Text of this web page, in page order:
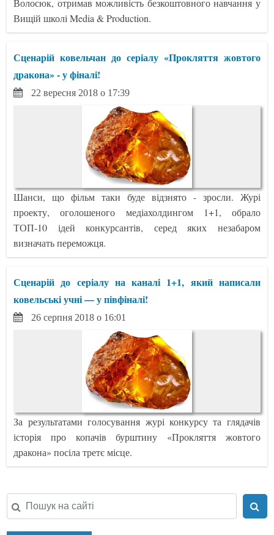
Волосюк, отримав можливість безкоштовного навчання у
Вищій школі Media & Production.
Сценарій ковельчан до серіалу «Прокляття жовтого
дракона» - у фіналі!
22 вересня 2018 о 17:39
Шанси, що фільм таки буде відзнято - зросли. Журі
проекту, оголошеного медіахолдингом 1+1, обрало
ТОП-10 ідей конкурсантів, серед яких незабаром
визначать переможця.
Сценарій до серіалу на каналі 1+1, який написали
ковельські учні — у півфіналі!
26 серпня 2018 о 16:01
За результатами голосування журі конкурсу та глядачів
історія про копачів бурштину «Прокляття жовтого
дракона» посіла третє місце.